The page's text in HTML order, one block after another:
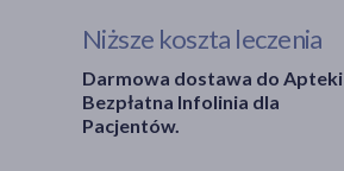
Niższe koszta leczenia
Darmowa dostawa do Apteki
Bezpłatna Infolinia dla
Pacjentów.